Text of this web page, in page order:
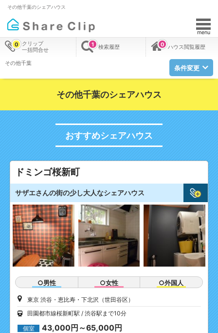
その他千葉のシェアハウス
menu
クリップ
一括問合せ
0 検索履歴
1 ハウス閲覧履歴
0
その他千葉
条件変更
その他千葉のシェアハウス
おすすめシェアハウス
ドミンゴ桜新町
サザエさんの街の少し大人なシェアハウス
○男性 ○女性 ○外国人
東京 渋谷・恵比寿・下北沢（世田谷区）
田園都市線桜新町駅
渋谷駅まで10分
個室 43,000円～65,000円